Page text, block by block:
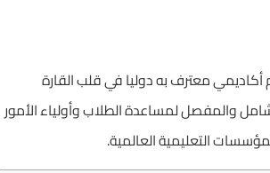
معترف به دوليا في قلب القارة
والمفصل لمساعدة الطلاب وأولياء الأمور
التعليمية العالمية.